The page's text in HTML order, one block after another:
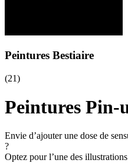
Peintures Bestiaire
(21)
Peintures Pin-
Envie d’ajouter une dose de
?
Optez pour l’une des